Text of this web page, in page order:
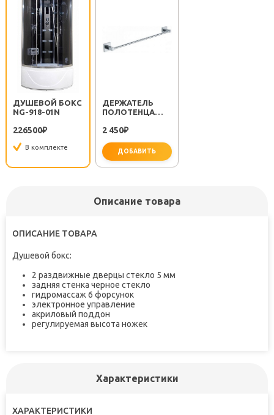
ДУШЕВОЙ БОКС
NG-918-01N
226500₽
В комплекте
ДЕРЖАТЕЛЬ
ПОЛОТЕНЦА
2 450₽
ДОБАВИТЬ
Описание товара
ОПИСАНИЕ ТОВАРА
Душевой бокс:
2 раздвижные дверцы стекло 5 мм
задняя стенка черное стекло
гидромассаж 6 форсунок
электронное управление
акриловый поддон
регулируемая высота ножек
Характеристики
ХАРАКТЕРИСТИКИ